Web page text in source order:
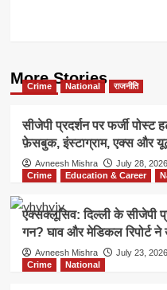
More Stories
Crime National राजनीति
सीजेपी प्रदर्शन पर फर्जी पोस्ट
फ़ेसबुक, इंस्टाग्राम, एक्स और
Avneesh Mishra July 28, 2026
Crime
Education & Career
एक्सक्लूसिव: दिल्ली के सीजेपी
गन? घाव और मेडिकल रिपोर्ट ने
Avneesh Mishra July 23, 2026
Crime
National